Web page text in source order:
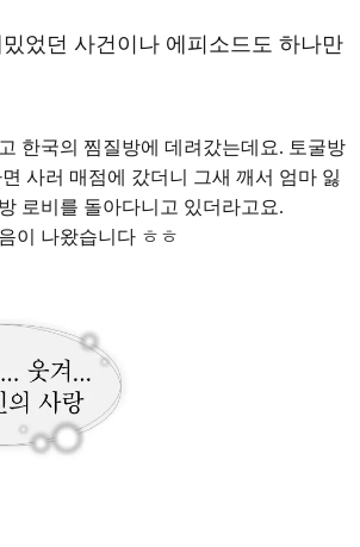
었던 사건이나 에피소드도 하나만
한국의 찜질방에 데려갔는데요. 토굴방
사러 매점에 갔더니 그새 깨서 엄마 잃
로비를 돌아다니고 있더라고요.
이 나왔습니다 ㅎㅎ